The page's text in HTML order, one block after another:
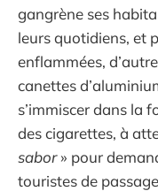
gangrène ses
leurs quotidiens, et
enflammées,
canettes
s’immiscer dans la
des cigarettes, à
sabor» pour
touristes de